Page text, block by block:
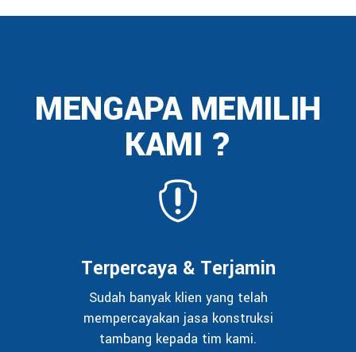
MENGAPA MEMILIH
KAMI ?
Terpercaya & Terjamin
Sudah banyak klien yang telah
mempercayakan jasa konstruksi
tambang kepada tim kami.